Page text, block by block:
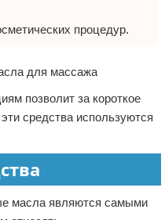
процедур.
позволит за короткое
средства используются
масла являются самыми